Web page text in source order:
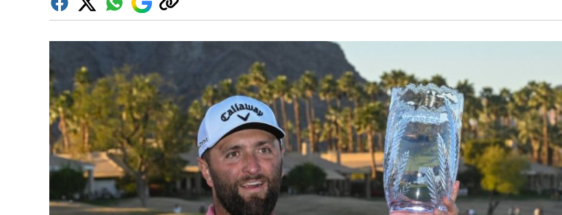
Facebook
TwitterWhatsapp
Google
Discover
Copiar
enlace